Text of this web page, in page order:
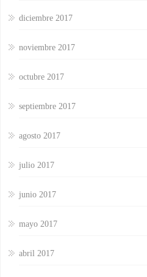
diciembre 2017
noviembre 2017
octubre 2017
septiembre 2017
agosto 2017
julio 2017
junio 2017
mayo 2017
abril 2017